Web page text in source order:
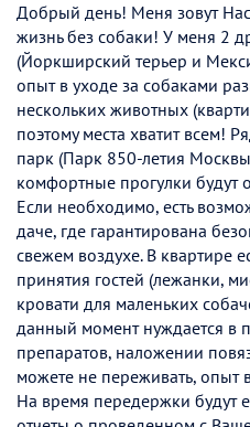
Добрый день! Меня зовут
жизнь без собаки! У меня 2
(Йоркширский терьер и
опыт в уходе за собаками
нескольких животных
поэтому места хватит всем!
парк (Парк 850-летия
комфортные прогулки будут
Если необходимо, есть
даче, где гарантирована
свежем воздухе. В квартире
принятия гостей (лежанки,
кровати для маленьких
данный момент нуждается в
препаратов, наложении
можете не переживать, опыт
На время передержки будут